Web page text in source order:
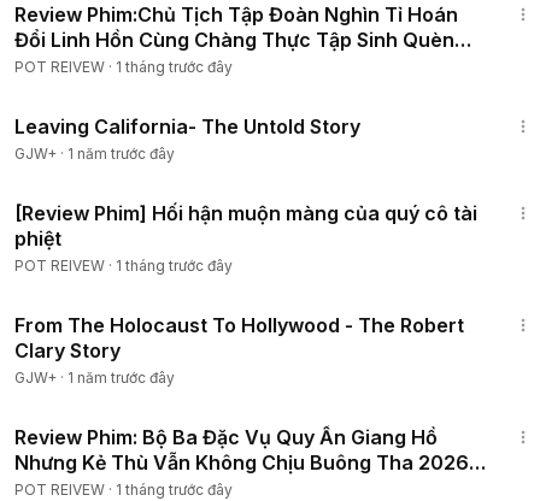
Review Phim:Chủ Tịch Tập Đoàn Nghìn Tỉ Hoán
Đổi Linh Hồn Cùng Chàng Thực Tập Sinh Quèn
2026|Tập 1-8
POT REIVEW · 1 tháng trước đây
Leaving California- The Untold Story
GJW+ · 1 năm trước đây
[Review Phim] Hối hận muộn màng của quý cô tài
phiệt
POT REIVEW · 1 tháng trước đây
From The Holocaust To Hollywood - The Robert
Clary Story
GJW+ · 1 năm trước đây
Review Phim: Bộ Ba Đặc Vụ Quy Ẩn Giang Hồ
Nhưng Kẻ Thù Vẫn Không Chịu Buông Tha 2026 |
Tập 1-10
POT REIVEW · 1 tháng trước đây